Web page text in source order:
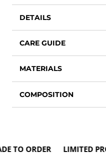
DETAILS
CARE GUIDE
MATERIALS
COMPOSITION
ORDER LIMITED